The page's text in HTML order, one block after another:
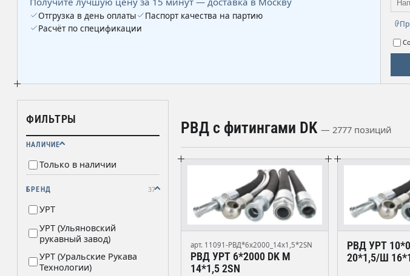
Отгрузка в день оплаты
Паспорт качества на партию
Расчёт по спецификации
ФИЛЬТРЫ
НАЛИЧИЕ
Только в наличии
БРЕНД 37
УРТ
УРТ (Ульяновский
рукавный завод)
УРТ (Уральские Рукава
Технологии)
РВД с фитингами DK — 2777 позиций
арт. 11091-РВД*6х2000_14х1,5*2SN
РВД УРТ 6*2000 DK М
14*1,5 2SN
РВД УРТ
20*1,5/Ш